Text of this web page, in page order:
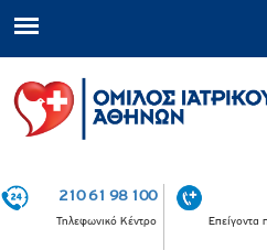
210 61 98 100
Τηλεφωνικό Κέντρο Επείγοντα